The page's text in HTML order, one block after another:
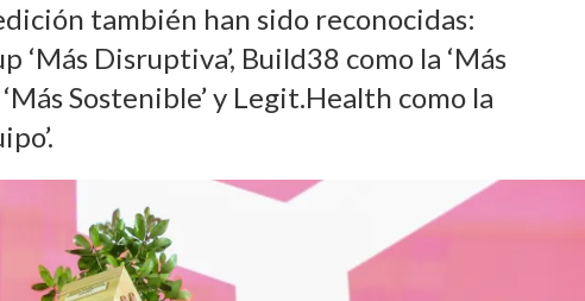
también han sido reconocidas:
‘Más Disruptiva’, Build38 como la ‘Más
Sostenible’ y Legit.Health como la